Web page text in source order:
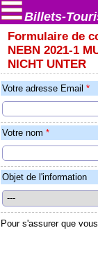
Billets-
Formulaire de
NEBN 2021-1
NICHT UNTER
Votre adresse Email *
Votre nom *
Objet de l'information
Pour s'assurer que